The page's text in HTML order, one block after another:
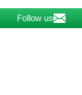
Follow us